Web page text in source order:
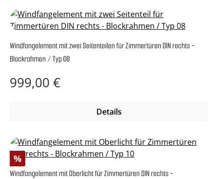
Windfangelement mit zwei Seitenteilen für Zimmertüren DIN rechts -
Blockrahmen / Typ 08
Regulärer Preis:
999,00 €
Details
Rabatt
%
Windfangelement mit Oberlicht für Zimmertüren DIN rechts -